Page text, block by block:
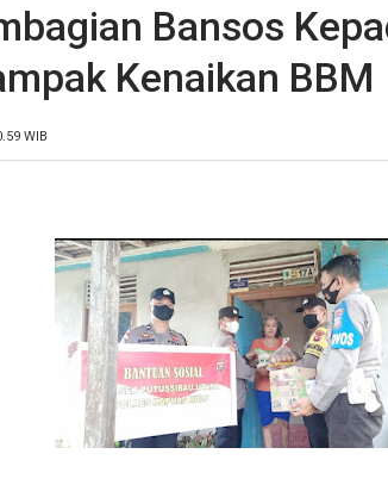
Bansos
Kenaikan BBM
WIB